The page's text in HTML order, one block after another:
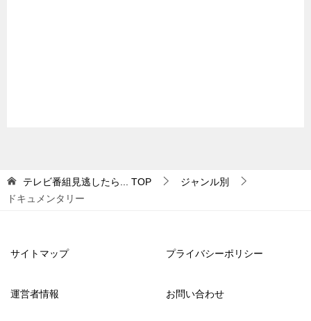
テレビ番組見逃したら... TOP
ジャンル別
ドキュメンタリー
サイトマップ プライバシーポリシー
運営者情報 お問い合わせ